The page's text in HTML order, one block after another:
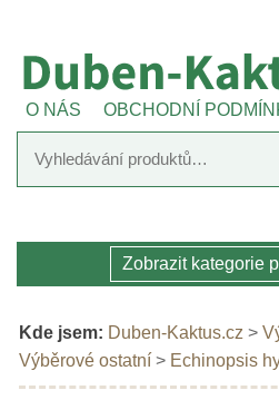
O NÁS OBCHODNÍ
Zobrazit kategorie
Kde jsem: Duben-Kaktus.cz >
Výběrové ostatní > Echinopsis